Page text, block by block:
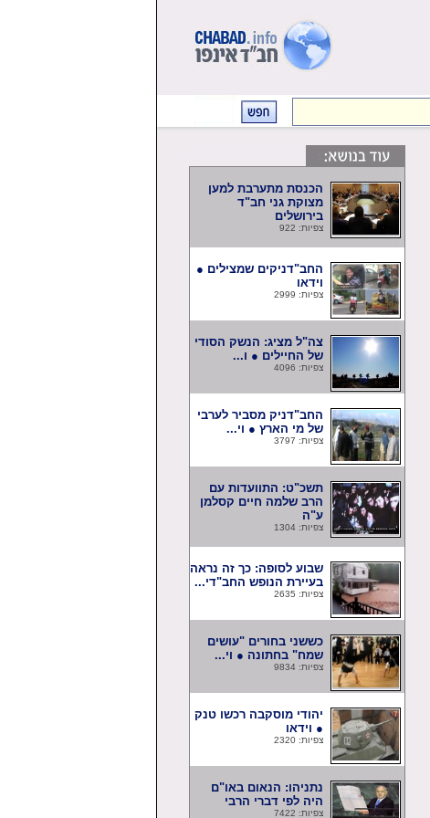
הכנסת מתערבת למען
מצוקת גני חב"ד
בירושלים
צפיות: 922
החב"דניקים שמצילים ●
וידאו
צפיות: 2999
צה"ל מציג: הנשק הסודי
של החיילים ● ו...
צפיות: 4096
החב"דניק מסביר לערבי
של מי הארץ ● וי...
צפיות: 3797
תשכ"ט: התוועדות עם
הרב שלמה חיים קסלמן
ע"ה
צפיות: 1304
שבוע לסופה: כך זה נראה
בעיירת הנופש החב"די...
צפיות: 2635
כששני בחורים "עושים
שמח" בחתונה ● וי...
צפיות: 9834
יהודי מוסקבה רכשו טנק
● וידאו
צפיות: 2320
נתניהו: הנאום באו"ם
היה לפי דברי הרבי
צפיות: 7422